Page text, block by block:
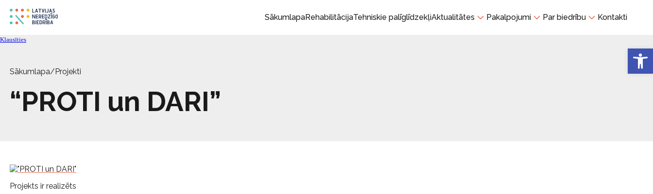
SākumlapaRehabilitācijaTehniskie palīglīdzekļiAktualitātes Pakalpojumi Par biedrību Kontakti
Klausīties
Sākumlapa/Projekti
“PROTI un DARI”
Projekts ir realizēts